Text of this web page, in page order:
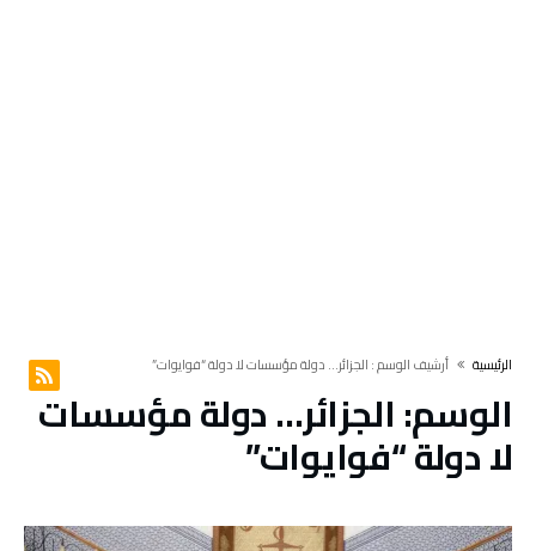
‫الرئيسية‬ ‫أرشيف الوسم :‬ الجزائر… دولة مؤسسات لا دولة “فوايوات”
الوسم:الجزائر… دولة مؤسسات
لا دولة “فوايوات”